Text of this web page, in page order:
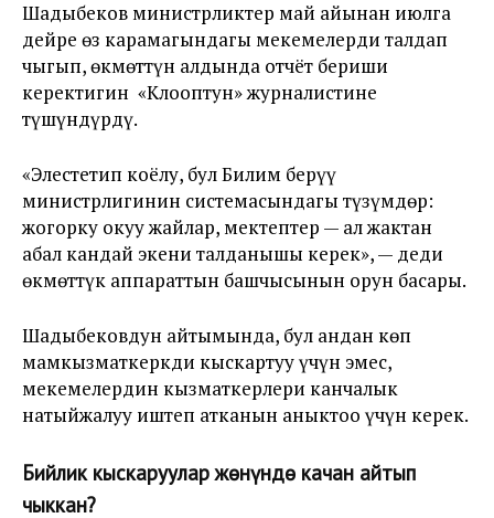
Шадыбеков министрликтер май айынан июлга
дейре өз карамагындагы мекемелерди талдап
чыгып, өкмөттүн алдында отчёт бериши
керектигин «Клооптун» журналистине
түшүндүрдү.
«Элестетип коёлу, бул Билим берүү
министрлигинин системасындагы түзүмдөр:
жогорку окуу жайлар, мектептер — ал жактан
абал кандай экени талданышы керек», — деди
өкмөттүк аппараттын башчысынын орун басары.
Шадыбековдун айтымында, бул андан көп
мамкызматкеркди кыскартуу үчүн эмес,
мекемелердин кызматкерлери канчалык
натыйжалуу иштеп атканын аныктоо үчүн керек.
Бийлик кыскаруулар жөнүндө качан айтып
чыккан?